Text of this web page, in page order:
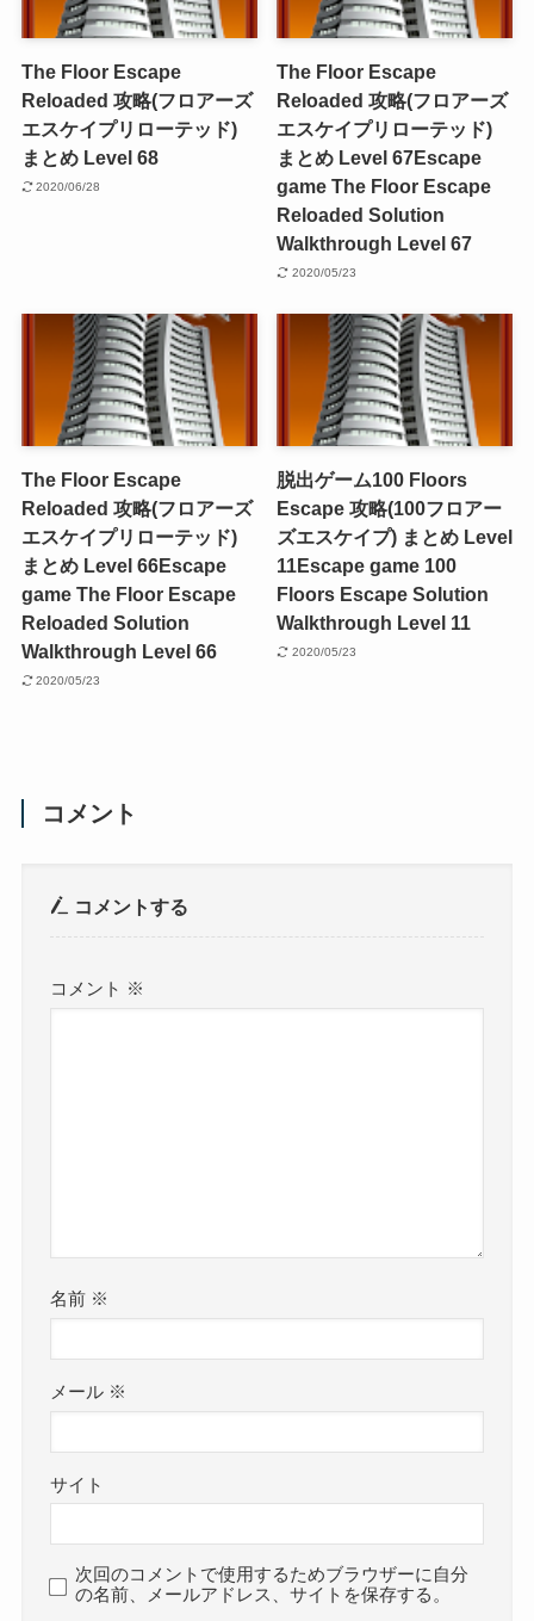
The Floor Escape
Reloaded 攻略(フロアーズ
エスケイプリローテッド)
まとめ Level 68
2020/06/28
The Floor Escape
Reloaded 攻略(フロアーズ
エスケイプリローテッド)
まとめ Level 67Escape
game The Floor Escape
Reloaded Solution
Walkthrough Level 67
2020/05/23
The Floor Escape
Reloaded 攻略(フロアーズ
エスケイプリローテッド)
まとめ Level 66Escape
game The Floor Escape
Reloaded Solution
Walkthrough Level 66
2020/05/23
脱出ゲーム100 Floors
Escape 攻略(100フロアー
ズエスケイプ) まとめ Level
11Escape game 100
Floors Escape Solution
Walkthrough Level 11
2020/05/23
コメント
コメントする
コメント ※
名前 ※
メール ※
サイト
次回のコメントで使用するためブラウザーに自分
の名前、メールアドレス、サイトを保存する。